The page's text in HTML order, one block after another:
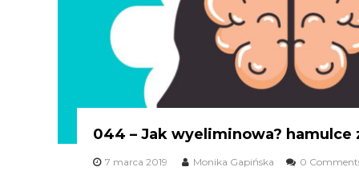
044 – Jak wyeliminowa?
7 marca 2019 Monika Gapińska 0